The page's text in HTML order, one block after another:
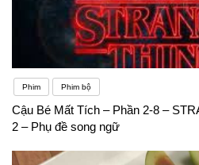
Phim Phim bộ
Cậu Bé Mất Tích – Phần 2-8 –
2 – Phụ đề song ngữ